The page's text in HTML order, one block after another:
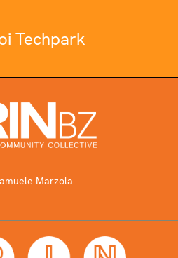
Techpark
Marzola